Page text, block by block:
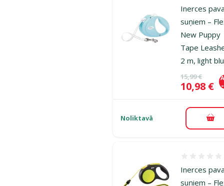
Inerces
suņiem –
New Puppy
Tape
2 m, light
Oriģinālā
15,99 €
Cena
10,98 €
Noliktavā
Inerces
suņiem –